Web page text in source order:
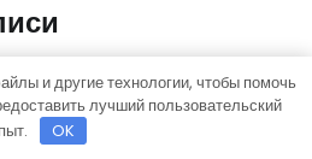
на пальце
и другие технологии, чтобы помочь
лучший пользовательский
OK